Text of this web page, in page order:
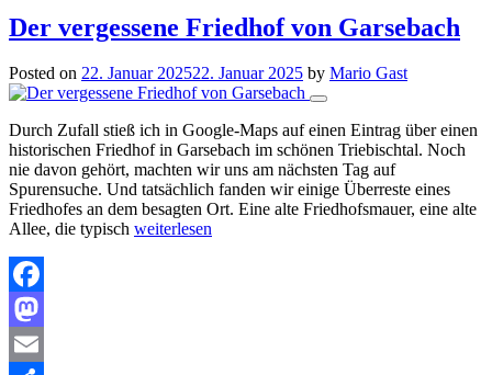
Der vergessene Friedhof von Garsebach
Posted on 22. Januar 202522. Januar 2025 by Mario Gast
Durch Zufall stieß ich in Google-Maps auf einen Eintrag über einen
historischen Friedhof in Garsebach im schönen Triebischtal. Noch
nie davon gehört, machten wir uns am nächsten Tag auf
Spurensuche. Und tatsächlich fanden wir einige Überreste eines
Friedhofes an dem besagten Ort. Eine alte Friedhofsmauer, eine alte
Allee, die typisch weiterlesen
Facebook
Mastodon